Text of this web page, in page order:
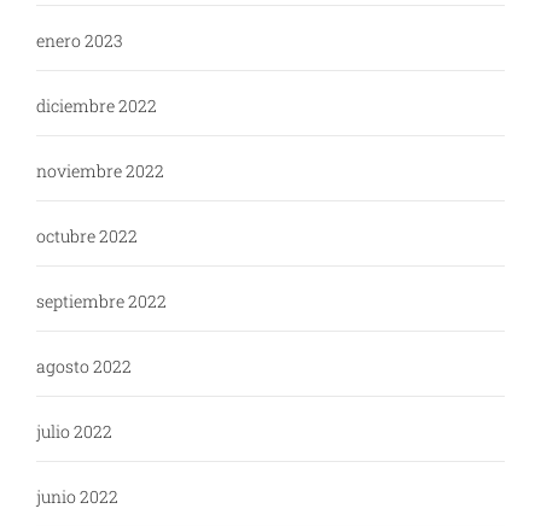
enero 2023
diciembre 2022
noviembre 2022
octubre 2022
septiembre 2022
agosto 2022
julio 2022
junio 2022